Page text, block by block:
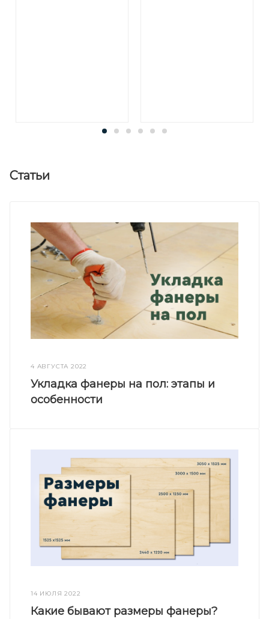
Статьи
4 АВГУСТА 2022
Укладка фанеры на пол: этапы и
особенности
14 ИЮЛЯ 2022
Какие бывают размеры фанеры?